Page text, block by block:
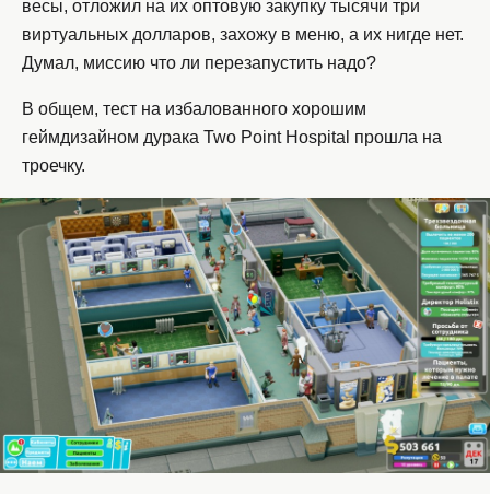
весы, отложил на их оптовую закупку тысячи три
виртуальных долларов, захожу в меню, а их нигде нет.
Думал, миссию что ли перезапустить надо?
В общем, тест на избалованного хорошим
геймдизайном дурака Two Point Hospital прошла на
троечку.